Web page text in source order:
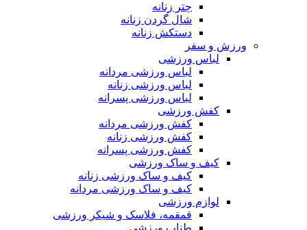
چتر زنانه
شال گردن زنانه
دستکش زنانه
ورزش و سفر
لباس ورزشی
لباس ورزشی مردانه
لباس ورزشی زنانه
لباس ورزشی پسرانه
کفش ورزشی
کفش ورزشی مردانه
کفش ورزشی زنانه
کفش ورزشی پسرانه
کیف و ساک ورزشی
کیف و ساک ورزشی زنانه
کیف و ساک ورزشی مردانه
لوازم ورزشی
قمقمه، فلاسک و شیکر ورزشی
طناب ورزشی